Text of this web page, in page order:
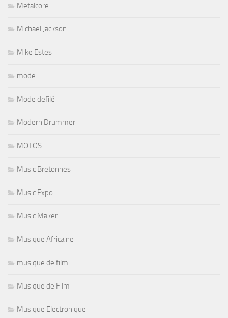
Metalcore
Michael Jackson
Mike Estes
mode
Mode defilé
Modern Drummer
MOTOS
Music Bretonnes
Music Expo
Music Maker
Musique Africaine
musique de film
Musique de Film
Musique Electronique